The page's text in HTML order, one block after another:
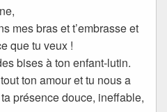
mes bras et t’embrasse et
que tu veux !
bises à ton enfant-lutin.
ton amour et tu nous a
présence douce, ineffable,